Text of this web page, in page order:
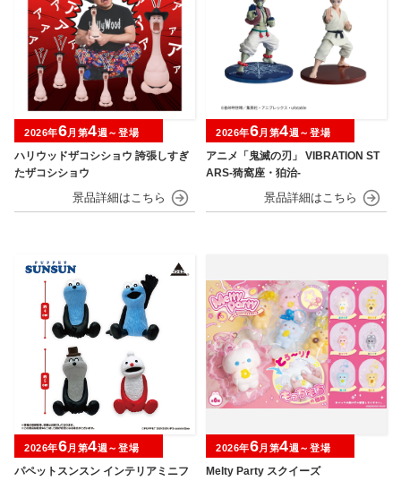
ハリウッドザコシショウ 誇張しすぎ
たザコシショウ
2026年6月第4週～登場
アニメ「鬼滅の刃」 VIBRATION ST
ARS-猗窩座・狛治-
2026年6月第4週～登場
パペットスンスン インテリアミニフ
2026年6月第4週～登場
Melty Party スクイーズ
2026年6月第4週～登場